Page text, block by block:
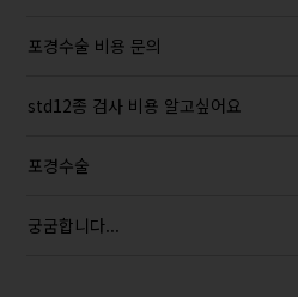
포경수술 비용 문의
std12종 검사 비용 알고싶어요
포경수술
궁굼합니다...